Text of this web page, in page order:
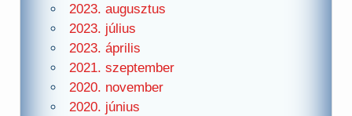
2023. augusztus
2023. július
2023. április
2021. szeptember
2020. november
2020. június